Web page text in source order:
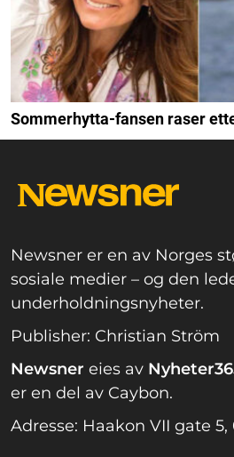
Sommerhytta-fansen raser
Newsner er en av Norges
sosiale medier – og den
underholdningsnyheter.
Publisher: Christian Ström
Newsner eies av
er en del av Caybon.
Adresse: Haakon VII gate 5,